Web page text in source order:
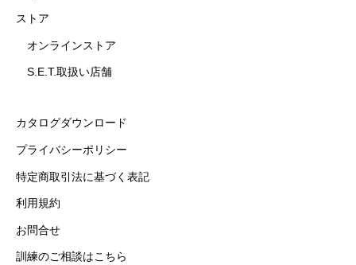
ストア
オンラインストア
S.E.T.取扱い店舗
カタログダウンロード
プライバシーポリシー
特定商取引法に基づく表記
利用規約
お問合せ
訓練のご相談はこちら